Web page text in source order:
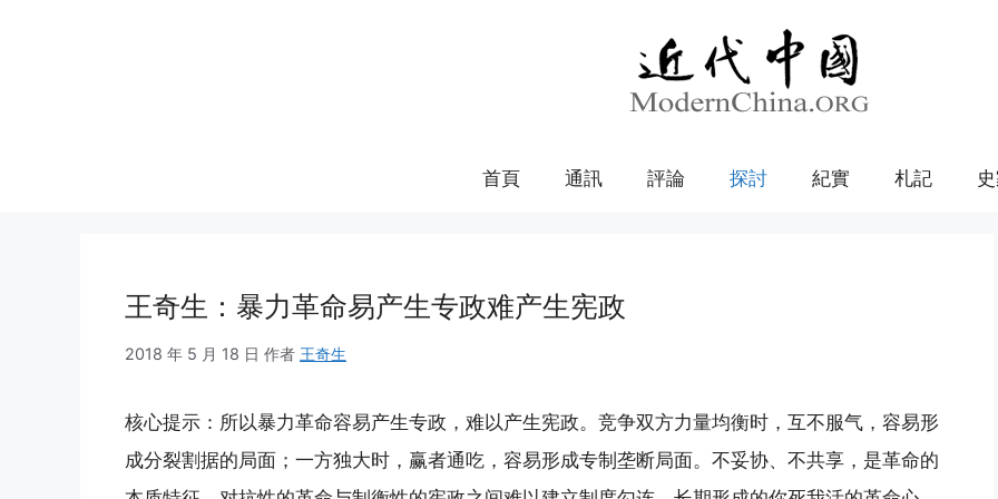
首頁 通訊 評論 探討 紀實 札記
王奇生：暴力革命易产生专政难产生宪政
2018 年 5 月 18 日 作者 王奇生
核心提示：所以暴力革命容易产生专政，难以产生宪政。竞争双方力量均衡时，互不服气，容易形
成分裂割据的局面；一方独大时，赢者通吃，容易形成专制垄断局面。不妥协、不共享，是革命的